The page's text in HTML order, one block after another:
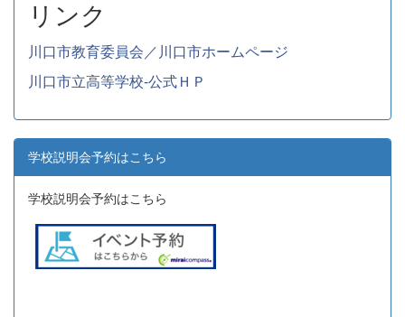
リンク
川口市教育委員会／川口市ホームページ
川口市立高等学校-公式ＨＰ
学校説明会予約はこちら
学校説明会予約はこちら